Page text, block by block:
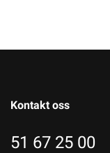
Kontakt oss
51 67 25 00